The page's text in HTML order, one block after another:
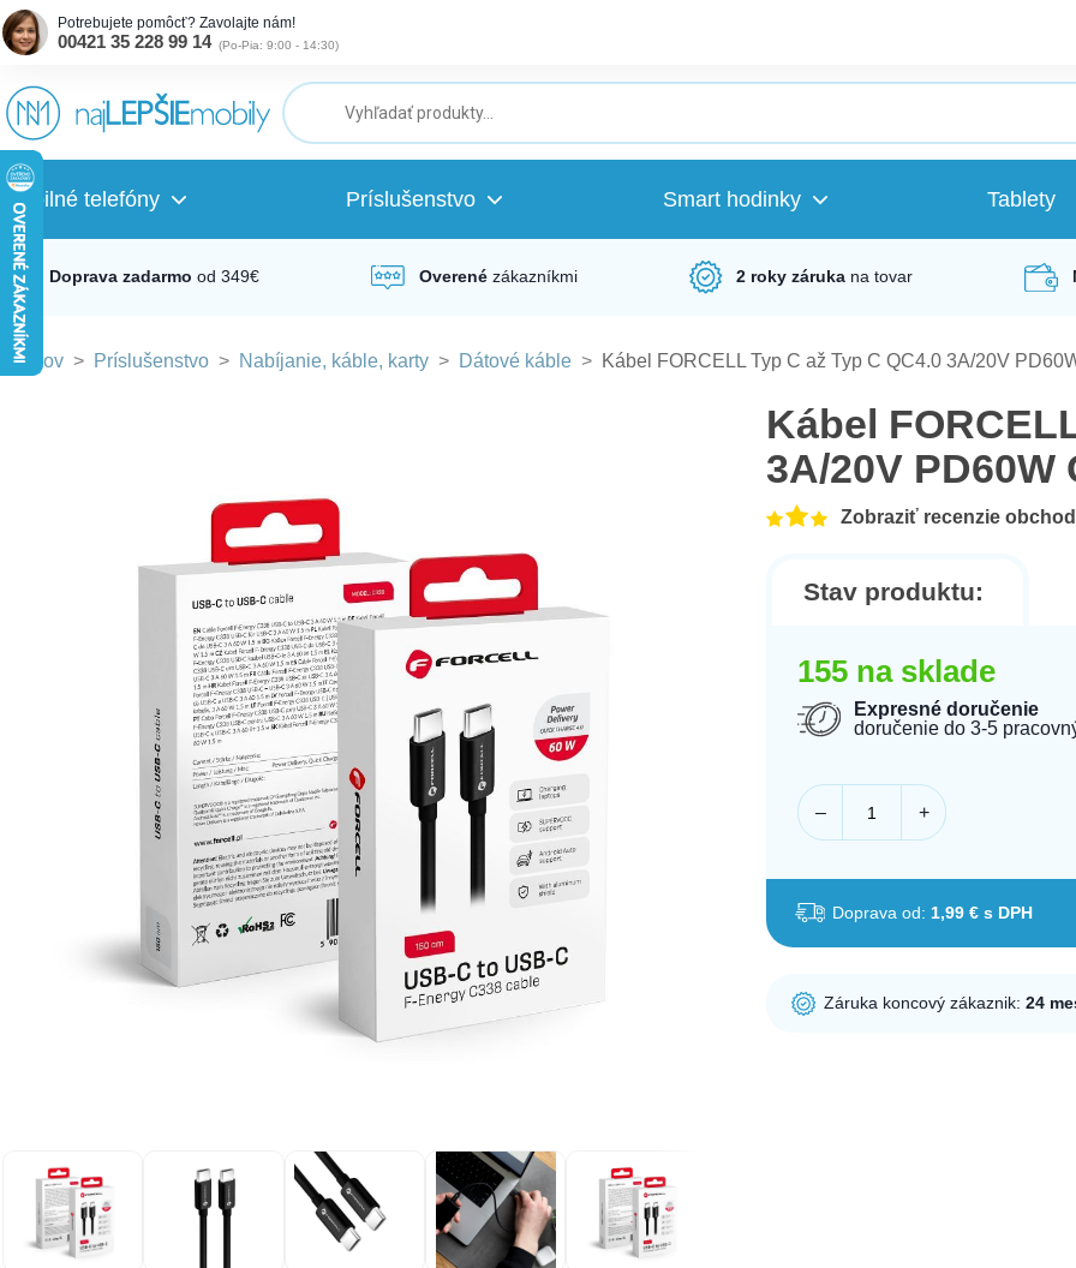
Potrebujete pomôcť? Zavolajte nám!
00421 35 228 99 14 (Po-Pia: 9:00 - 14:30)
Mobilné telefóny Príslušenstvo Smart hodinky Tablety
Doprava zadarmo od 349€ Overené zákazníkmi 2 roky záruka na tovar
Domov > Príslušenstvo > Nabíjanie, káble, karty > Dátové káble > Kábel FORCELL Typ C až Typ C QC4.0 3A/20V
Kábel
3A/20V PD60W
Zobraziť recenzie
Stav produktu:
155 na sklade
Expresné doručenie
doručenie do 3-5
– +
Doprava od: 1,99 € s DPH
Záruka koncový zákaznik:24